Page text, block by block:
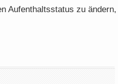
Aufenthaltsstatus zu ändern,